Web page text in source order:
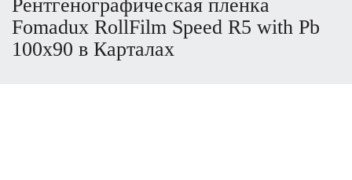
Рентгенографическая пленка
Fomadux RollFilm Speed R5 with Pb
100х90 в Карталах